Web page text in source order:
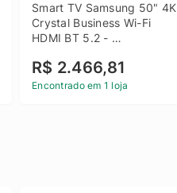
Smart TV Samsung 50" 4K
Crystal Business Wi-Fi
HDMI BT 5.2 -
R$ 2.466,81
Encontrado em 1 loja